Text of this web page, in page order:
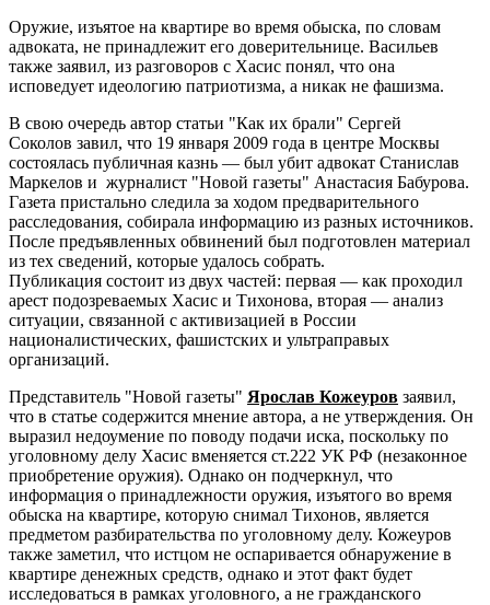
Оружие, изъятое на квартире во время обыска, по словам
адвоката, не принадлежит его доверительнице. Васильев
также заявил, из разговоров с Хасис понял, что она
исповедует идеологию патриотизма, а никак не фашизма.
В свою очередь автор статьи "Как их брали" Сергей
Соколов завил, что 19 января 2009 года в центре Москвы
состоялась публичная казнь — был убит адвокат Станислав
Маркелов и журналист "Новой газеты" Анастасия Бабурова.
Газета пристально следила за ходом предварительного
расследования, собирала информацию из разных источников.
После предъявленных обвинений был подготовлен материал
из тех сведений, которые удалось собрать.
Публикация состоит из двух частей: первая — как проходил
арест подозреваемых Хасис и Тихонова, вторая — анализ
ситуации, связанной с активизацией в России
националистических, фашистских и ультраправых
организаций.
Представитель "Новой газеты" Ярослав Кожеуров заявил,
что в статье содержится мнение автора, а не утверждения. Он
выразил недоумение по поводу подачи иска, поскольку по
уголовному делу Хасис вменяется ст.222 УК РФ (незаконное
приобретение оружия). Однако он подчеркнул, что
информация о принадлежности оружия, изъятого во время
обыска на квартире, которую снимал Тихонов, является
предметом разбирательства по уголовному делу. Кожеуров
также заметил, что истцом не оспаривается обнаружение в
квартире денежных средств, однако и этот факт будет
исследоваться в рамках уголовного, а не гражданского